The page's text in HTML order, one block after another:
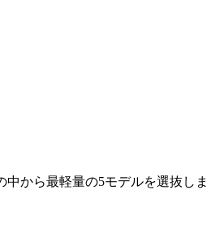
から最軽量の5モデルを選抜しま